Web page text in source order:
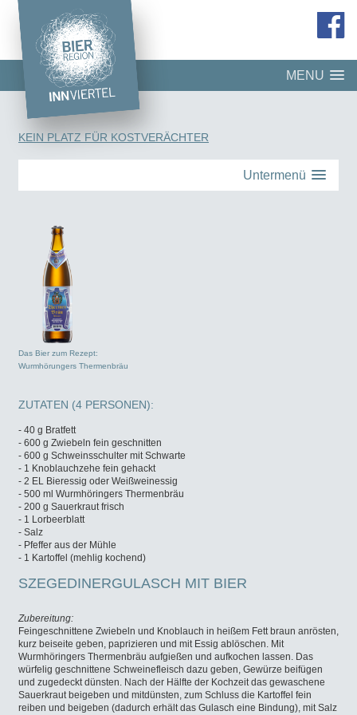
MENU
KEIN PLATZ FÜR KOSTVERÄCHTER
Untermenü
Das Bier zum Rezept:
Wurmhörungers Thermenbräu
ZUTATEN (4 PERSONEN):
- 40 g Bratfett
- 600 g Zwiebeln fein geschnitten
- 600 g Schweinsschulter mit Schwarte
- 1 Knoblauchzehe fein gehackt
- 2 EL Bieressig oder Weißweinessig
- 500 ml Wurmhöringers Thermenbräu
- 200 g Sauerkraut frisch
- 1 Lorbeerblatt
- Salz
- Pfeffer aus der Mühle
- 1 Kartoffel (mehlig kochend)
SZEGEDINERGULASCH MIT BIER
Zubereitung:
Feingeschnittene Zwiebeln und Knoblauch in heißem Fett braun anrösten,
kurz beiseite geben, paprizieren und mit Essig ablöschen. Mit
Wurmhöringers Thermenbräu aufgießen und aufkochen lassen. Das
würfelig geschnittene Schweinefleisch dazu geben, Gewürze beifügen
und zugedeckt dünsten. Nach der Hälfte der Kochzeit das gewaschene
Sauerkraut beigeben und mitdünsten, zum Schluss die Kartoffel fein
reiben und beigeben (dadurch erhält das Gulasch eine Bindung), mit Salz